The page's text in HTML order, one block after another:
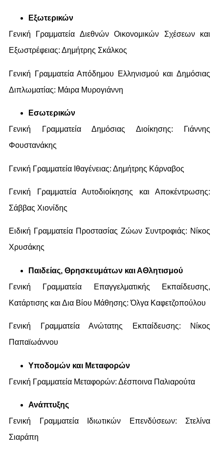
Εξωτερικών
Γενική Γραμματεία Διεθνών Οικονομικών Σχέσεων και
Εξωστρέφειας: Δημήτρης Σκάλκος
Γενική Γραμματεία Απόδημου Ελληνισμού και Δημόσιας
Διπλωματίας: Μάιρα Μυρογιάννη
Εσωτερικών
Γενική Γραμματεία Δημόσιας Διοίκησης: Γιάννης
Φουστανάκης
Γενική Γραμματεία Ιθαγένειας: Δημήτρης Κάρναβος
Γενική Γραμματεία Αυτοδιοίκησης και Αποκέντρωσης:
Σάββας Χιονίδης
Ειδική Γραμματεία Προστασίας Ζώων Συντροφιάς: Νίκος
Χρυσάκης
Παιδείας, Θρησκευμάτων και ΑΘλητισμού
Γενική Γραμματεία Επαγγελματικής Εκπαίδευσης,
Κατάρτισης και Δια Βίου Μάθησης: Όλγα Καφετζοπούλου
Γενική Γραμματεία Ανώτατης Εκπαίδευσης: Νίκος
Παπαϊωάννου
Υποδομών και Μεταφορών
Γενική Γραμματεία Μεταφορών: Δέσποινα Παλιαρούτα
Ανάπτυξης
Γενική Γραμματεία Ιδιωτικών Επενδύσεων: Στελίνα
Σιαράπη